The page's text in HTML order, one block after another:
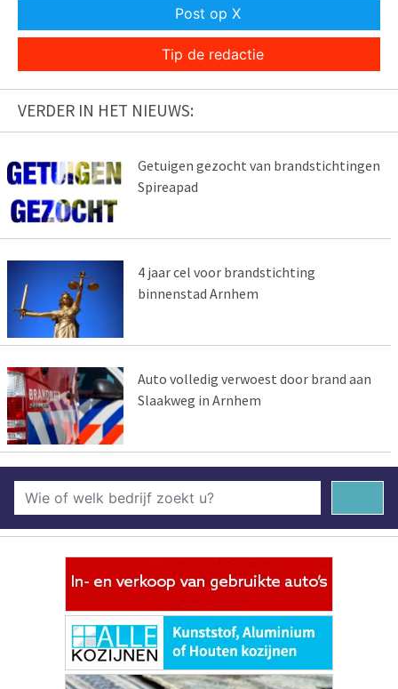
Post op X
Tip de redactie
VERDER IN HET NIEUWS:
Getuigen gezocht van brandstichtingen
Spireapad
4 jaar cel voor brandstichting
binnenstad Arnhem
Auto volledig verwoest door brand aan
Slaakweg in Arnhem